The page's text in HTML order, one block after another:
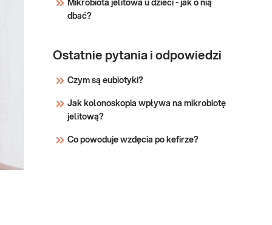
Mikrobiota jelitowa u dzieci - jak o nią
dbać?
Ostatnie pytania i odpowiedzi
Czym są eubiotyki?
Jak kolonoskopia wpływa na mikrobiotę
jelitową?
Co powoduje wzdęcia po kefirze?